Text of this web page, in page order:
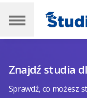
Znajdź studia
Sprawdź, co możesz